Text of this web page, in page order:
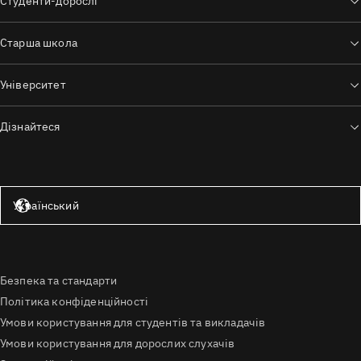
Старша школа
Університет
Дізнайтеся
Український
Безпека та стандарти
Політика конфіденційності
Умови користування для студентів та викладачів
Умови користування для дорослих слухачів